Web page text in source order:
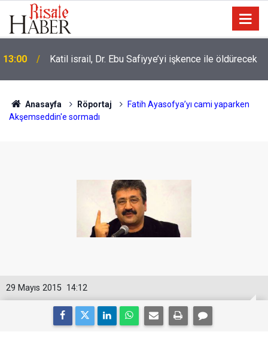
13:00 Katil israil, Dr. Ebu Safiyye’yi işkence ile öldürecek
Anasayfa Röportaj
Fatih Ayasofya’yı cami yaparken
Akşemseddin'e sormadı
14:12
29 Mayıs 2015